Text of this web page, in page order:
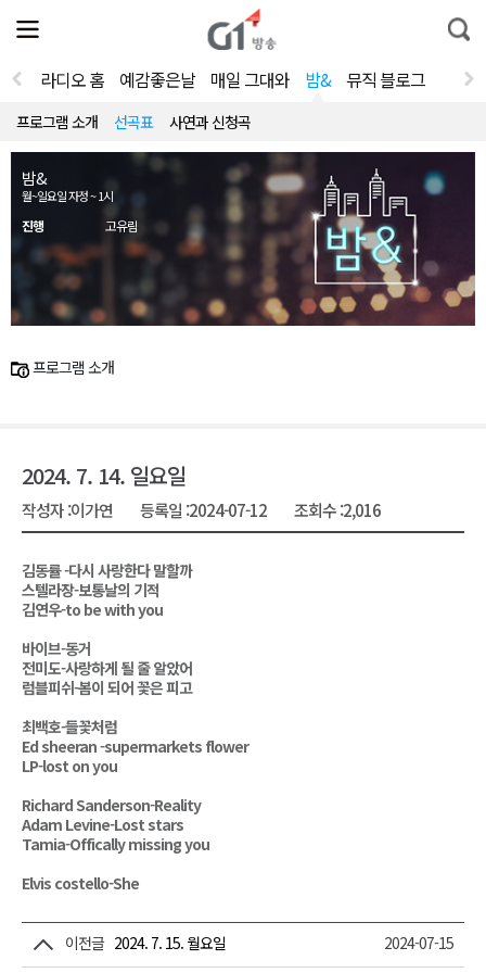
전
체
뉴
열
통
합
라디오 홈 예감좋은날 매일 그대와 밤& 뮤직 블로그
프로그램 소개 선곡표 사연과 신청곡
밤&
월~일요일 자정 ~ 1시
진행 고유림
프로그램 소개
2024. 7. 14. 일요일
작성자 :이가연 등록일 :2024-07-12 조회수 :2,016
김동률 -다시 사랑한다 말할까
스텔라장-보통날의 기적
김연우-to be with you
바이브-동거
전미도-사랑하게 될 줄 알았어
럼블피쉬-봄이 되어 꽃은 피고
최백호-들꽃처럼
Ed sheeran -supermarkets flower
LP-lost on you
Richard Sanderson-Reality
Adam Levine-Lost stars
Tamia-Offically missing you
Elvis costello-She
이전글 2024. 7. 15. 월요일 2024-07-15